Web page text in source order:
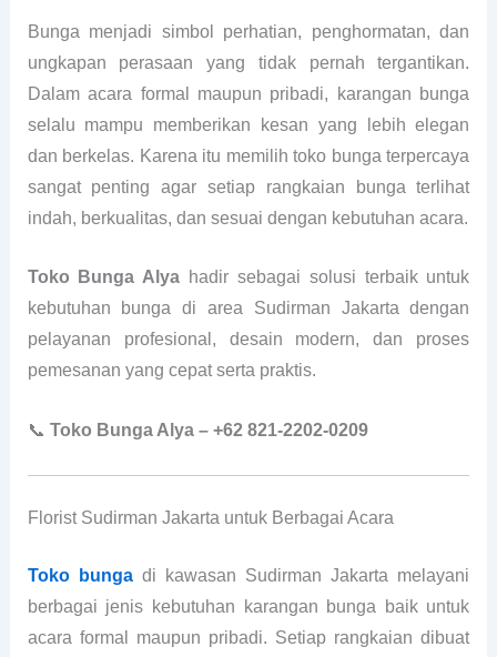
Bunga menjadi simbol perhatian, penghormatan, dan
ungkapan perasaan yang tidak pernah tergantikan.
Dalam acara formal maupun pribadi, karangan bunga
selalu mampu memberikan kesan yang lebih elegan
dan berkelas. Karena itu memilih toko bunga terpercaya
sangat penting agar setiap rangkaian bunga terlihat
indah, berkualitas, dan sesuai dengan kebutuhan acara.
Toko Bunga Alya hadir sebagai solusi terbaik untuk
kebutuhan bunga di area Sudirman Jakarta dengan
pelayanan profesional, desain modern, dan proses
pemesanan yang cepat serta praktis.
📞 Toko Bunga Alya – +62 821-2202-0209
Florist Sudirman Jakarta untuk Berbagai Acara
Toko bungadi kawasan Sudirman Jakarta melayani
berbagai jenis kebutuhan karangan bunga baik untuk
acara formal maupun pribadi. Setiap rangkaian dibuat